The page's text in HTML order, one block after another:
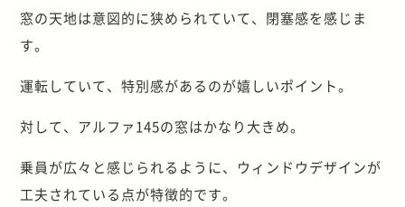
窓の天地は意図的に狭められていて、閉塞感を感じま
す。
運転していて、特別感があるのが嬉しいポイント。
対して、アルファ145の窓はかなり大きめ。
乗員が広々と感じられるように、ウィンドウデザインが
工夫されている点が特徴的です。